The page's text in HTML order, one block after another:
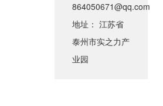
864050671@qq.com
地址： 江苏省
泰州市实之力产
业园